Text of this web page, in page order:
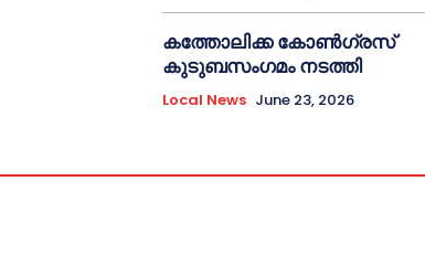
കത്തോലിക്ക കോൺഗ്രസ്
കുടുബസംഗമം നടത്തി
Local News June 23, 2026